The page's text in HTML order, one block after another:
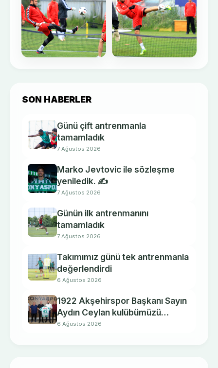
SON HABERLER
Günü çift antrenmanla
tamamladık
7 Ağustos 2026
Marko Jevtovic ile sözleşme
yeniledik. ✍️
7 Ağustos 2026
Günün ilk antrenmanını
tamamladık
7 Ağustos 2026
Takımımız günü tek antrenmanla
değerlendirdi
6 Ağustos 2026
1922 Akşehirspor Başkanı Sayın
Aydın Ceylan kulübümüzü
ziyaret etti.
6 Ağustos 2026